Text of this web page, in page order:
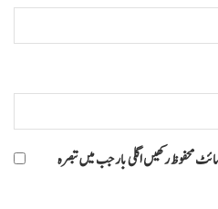
محفوظ رکھیں اگلی بار جب میں تبصرہ